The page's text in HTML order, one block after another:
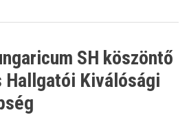
SH köszöntő
Hallgatói Kiválósági